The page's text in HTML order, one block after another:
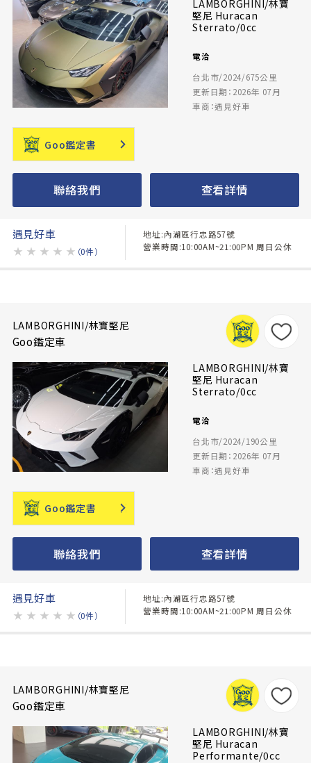
LAMBORGHINI/林寶
堅尼 Huracan
Sterrato/0cc
電洽
台北市/2024/675公里
更新日期：2026年 07月
車商：遇見好車
Goo鑑定書
聯絡我們 查看詳情
遇見好車
★ ★ ★ ★ ★ （0件）
地址:內湖區行忠路57號
營業時間:10:00AM~21:00PM 周日公休
LAMBORGHINI/林寶堅尼
Goo鑑定車
LAMBORGHINI/林寶
堅尼 Huracan
Sterrato/0cc
電洽
台北市/2024/190公里
更新日期：2026年 07月
車商：遇見好車
Goo鑑定書
聯絡我們 查看詳情
遇見好車
★ ★ ★ ★ ★ （0件）
地址:內湖區行忠路57號
營業時間:10:00AM~21:00PM 周日公休
LAMBORGHINI/林寶堅尼
Goo鑑定車
LAMBORGHINI/林寶
堅尼 Huracan
Performante/0cc